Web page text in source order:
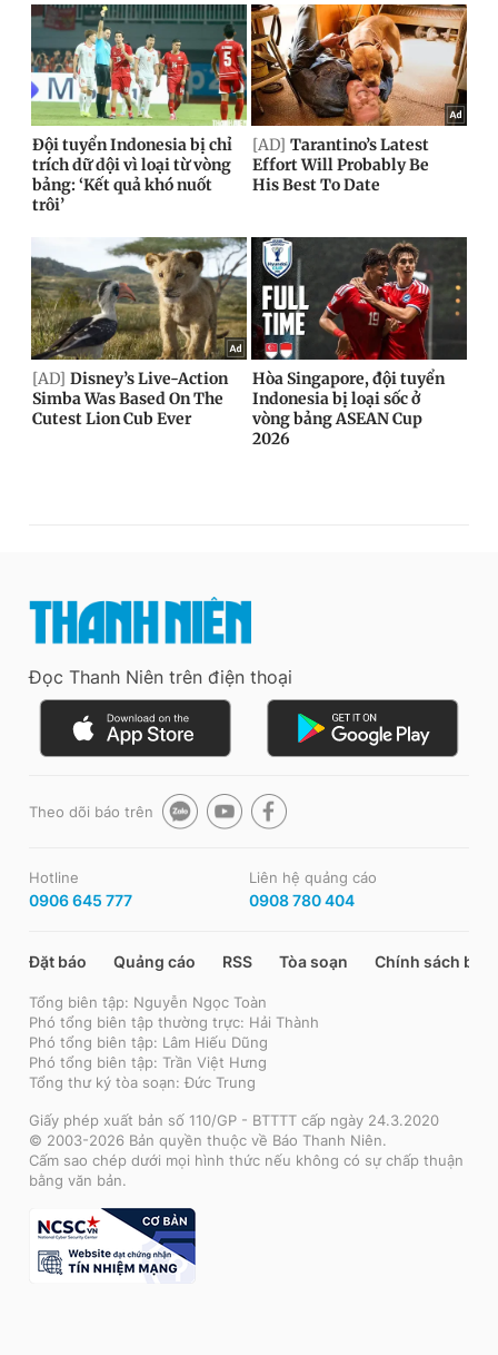
Đọc Thanh Niên trên điện thoại
Theo dõi báo trên
Hotline
0906 645 777
Liên hệ quảng cáo
0908 780 404
Đặt báo Quảng cáo RSS Tòa soạn Chính sách bảo
Tổng biên tập: Nguyễn Ngọc Toàn
Phó tổng biên tập thường trực: Hải Thành
Phó tổng biên tập: Lâm Hiếu Dũng
Phó tổng biên tập: Trần Việt Hưng
Tổng thư ký tòa soạn: Đức Trung
Giấy phép xuất bản số 110/GP - BTTTT cấp ngày 24.3.2020
© 2003-2026 Bản quyền thuộc về Báo Thanh Niên.
Cấm sao chép dưới mọi hình thức nếu không có sự chấp thuận
bằng văn bản.